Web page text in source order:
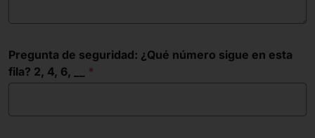
Pregunta de seguridad: ¿Qué número sigue en esta
fila? 2, 4, 6, __